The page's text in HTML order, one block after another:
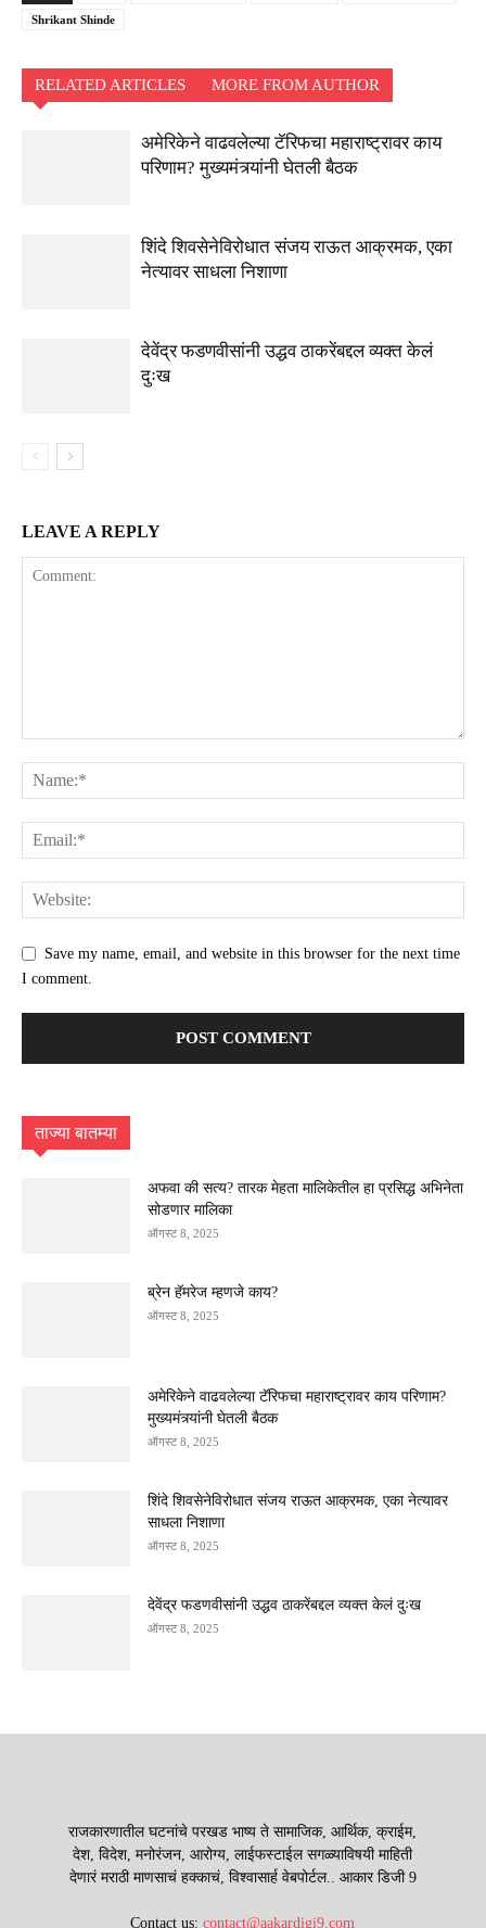
Shrikant Shinde
RELATED ARTICLES MORE FROM AUTHOR
अमेरिकेने वाढवलेल्या टॅरिफचा महाराष्ट्रावर काय
परिणाम? मुख्यमंत्र्यांनी घेतली बैठक
शिंदे शिवसेनेविरोधात संजय राऊत आक्रमक, एका
नेत्यावर साधला निशाणा
देवेंद्र फडणवीसांनी उद्धव ठाकरेंबद्दल व्यक्त केलं
दुःख
LEAVE A REPLY
Save my name, email, and website in this browser for the next time
I comment.
ताज्या बातम्या
अफवा की सत्य? तारक मेहता मालिकेतील हा प्रसिद्ध अभिनेता
सोडणार मालिका
ऑगस्ट 8, 2025
ब्रेन हॅमरेज म्हणजे काय?
ऑगस्ट 8, 2025
अमेरिकेने वाढवलेल्या टॅरिफचा महाराष्ट्रावर काय परिणाम?
मुख्यमंत्र्यांनी घेतली बैठक
ऑगस्ट 8, 2025
शिंदे शिवसेनेविरोधात संजय राऊत आक्रमक, एका नेत्यावर
साधला निशाणा
ऑगस्ट 8, 2025
देवेंद्र फडणवीसांनी उद्धव ठाकरेंबद्दल व्यक्त केलं दुःख
ऑगस्ट 8, 2025
राजकारणातील घटनांचे परखड भाष्य ते सामाजिक, आर्थिक, क्राईम,
देश, विदेश, मनोरंजन, आरोग्य, लाईफस्टाईल सगळ्याविषयी माहिती
देणारं मराठी माणसाचं हक्काचं, विश्वासार्ह वेबपोर्टल.. आकार डिजी 9
Contact us:contact@aakardigi9.com